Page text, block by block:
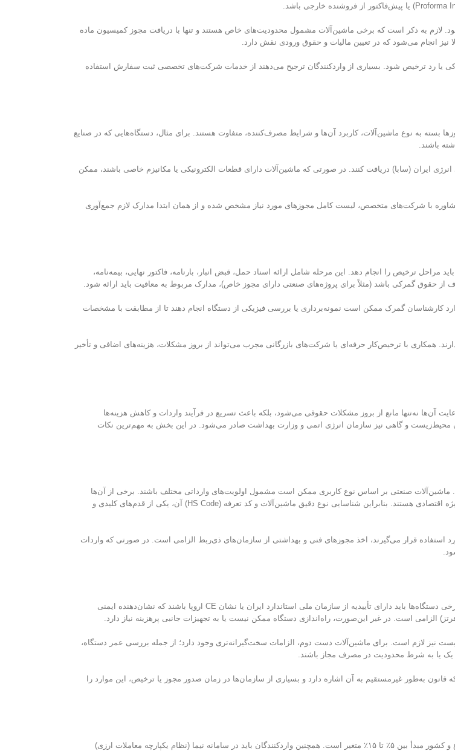
به ذکر است که برخی ماشین‌آلات مشمول محدودیت‌های خاص هستند و تنها با دریافت مجوز کمیسیون ماده
یا رد ترخیص شود. بسیاری از واردکنندگان ترجیح می‌دهند از خدمات شرکت‌های تخصصی ثبت سفارش استفاده
بسته به نوع ماشین‌آلات، کاربرد آن‌ها و شرایط مصرف‌کننده، متفاوت هستند. برای مثال، دستگاه‌هایی که در صنایع
باشند.
ایران (سابا) دریافت کنند. در صورتی که ماشین‌آلات دارای قطعات الکترونیکی یا مکانیزم خاصی باشند، ممکن
با شرکت‌های متخصص، لیست کامل مجوزهای مورد نیاز مشخص شده و از همان ابتدا مدارک لازم جمع‌آوری
ترخیص را انجام دهد. این مرحله شامل ارائه اسناد حمل، قبض انبار، بارنامه، فاکتور نهایی، بیمه‌نامه،
حقوق گمرکی باشد (مثلاً برای پروژه‌های صنعتی دارای مجوز خاص)، مدارک مربوط به معافیت باید ارائه شود.
کارشناسان گمرک ممکن است نمونه‌برداری یا بررسی فیزیکی از دستگاه انجام دهند تا از مطابقت با مشخصات
همکاری با ترخیص‌کار حرفه‌ای یا شرکت‌های بازرگانی مجرب می‌تواند از بروز مشکلات، هزینه‌های اضافی و تأخیر
آن‌ها نه‌تنها مانع از بروز مشکلات حقوقی می‌شود، بلکه باعث تسریع در فرآیند واردات و کاهش هزینه‌ها
محیط‌زیست و گاهی نیز سازمان انرژی اتمی و وزارت بهداشت صادر می‌شود. در این بخش به مهم‌ترین نکات
صنعتی بر اساس نوع کاربری ممکن است مشمول اولویت‌های وارداتی مختلف باشند. برخی از آن‌ها
مشروط به صدور مجوز کمیسیون ماده یک (برای کالاهای خاص) یا مشمول قوانین معافیت مالیاتی در مناطق ویژه اقتصادی هستند. بنابراین شناسایی نوع دقیق ماشین‌آلات و کد تعرفه (HS Code) آن، یکی از قدم‌های کلیدی و
قرار می‌گیرند، اخذ مجوزهای فنی و بهداشتی از سازمان‌های ذی‌ربط الزامی است. در صورتی که واردات
. به‌طور مثال، برخی دستگاه‌ها باید دارای تأییدیه از سازمان ملی استاندارد ایران یا نشان CE اروپا باشند که نشان‌دهنده ایمنی
نیز لازم است. برای ماشین‌آلات دست دوم، الزامات سخت‌گیرانه‌تری وجود دارد؛ از جمله بررسی عمر دستگاه،
یک یا به شرط محدودیت در مصرف مجاز باشند.
به‌طور غیرمستقیم به آن اشاره دارد و بسیاری از سازمان‌ها در زمان صدور مجوز یا ترخیص، این موارد را
از نظر گمرکی، ماشین‌آلات صنعتی در دسته کالاهای سرمایه‌ای قرار می‌گیرند و تعرفه گمرکی آن‌ها بسته به نوع و کشور مبدأ بین ۵٪ تا ۱۵٪ متغیر است. همچنین واردکنندگان باید در سامانه نیما (نظام یکپارچه معاملات ارزی)